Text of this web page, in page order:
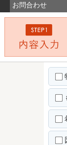
お問合わせ